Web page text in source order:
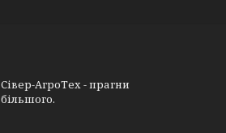
Сівер-АгроТех - прагни
більшого.